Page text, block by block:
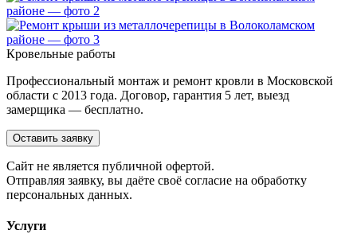
Кровельные работы
Профессиональный монтаж и ремонт кровли в Московской
области с 2013 года. Договор, гарантия 5 лет, выезд
замерщика — бесплатно.
Оставить заявку
Cайт не является публичной офертой.
Отправляя заявку, вы даёте своё согласие на обработку
персональных данных.
Услуги